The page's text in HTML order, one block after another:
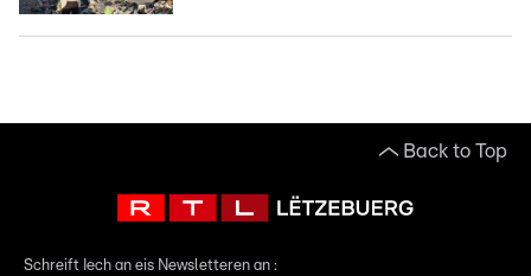
Back to Top
Schreift Iech an eis Newsletteren an :